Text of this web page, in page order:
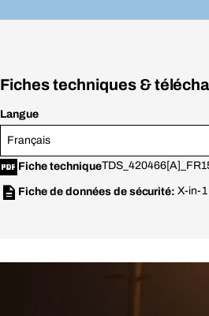
Fiches techniques &
Langue
Français
Fiche technique
Fiche de données de sécurité:X-in-